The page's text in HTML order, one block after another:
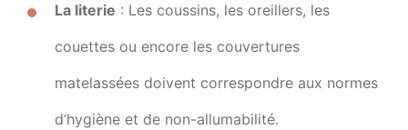
La literie : Les coussins, les oreillers, les
couettes ou encore les couvertures
matelassées doivent correspondre aux normes
d’hygiène et de non-allumabilité.